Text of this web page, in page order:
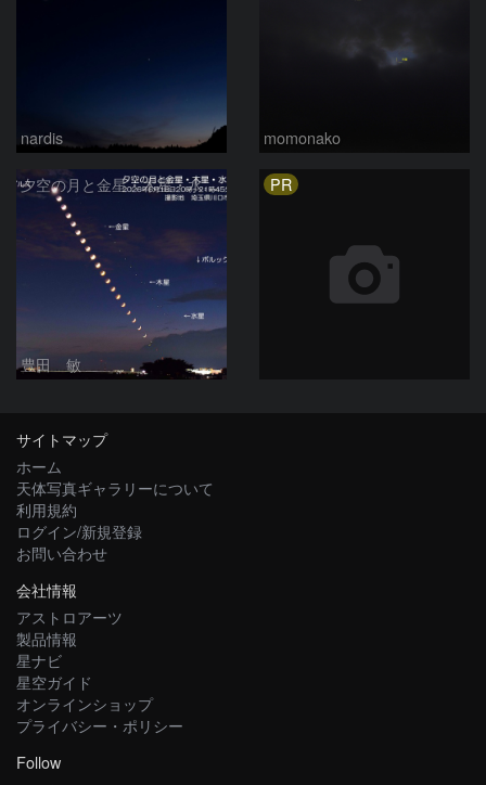
nardis momonako
夕空の月と金星・木星・水星の接近 2026/6/18
豊田 敏
PR
サイトマップ
ホーム
天体写真ギャラリーについて
利用規約
ログイン/新規登録
お問い合わせ
会社情報
アストロアーツ
製品情報
星ナビ
星空ガイド
オンラインショップ
プライバシー・ポリシー
Follow